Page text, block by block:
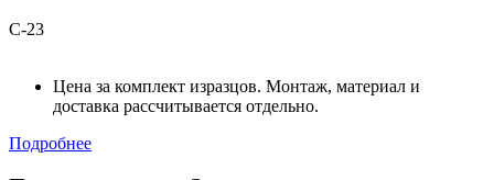
С-23
Цена за комплект изразцов. Монтаж, материал и
доставка рассчитывается отдельно.
Подробнее